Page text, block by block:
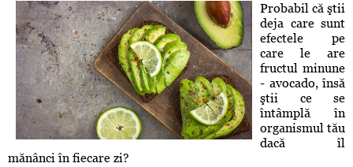
Probabil că ştii
deja care sunt
efectele pe
care le are
fructul minune
- avocado, însă
ştii ce se
întâmplă în
organismul tău
dacă îl
mănânci în fiecare zi?